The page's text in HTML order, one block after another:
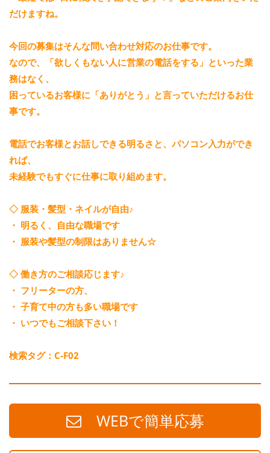
だけますね。
今回の募集はそんな問い合わせ対応のお仕事です。
なので、「欲しくもない人に営業の電話をする」といった業
務はなく、
困っているお客様に「ありがとう」と言っていただけるお仕
事です。
電話でお客様とお話しできる明るさと、パソコン入力ができ
れば、
未経験でもすぐに仕事に取り組めます。
◇ 服装・髪型・ネイルが自由♪
・ 明るく、自由な職場です
・ 服装や髪型の制限はありません☆
◇ 働き方のご相談応じます♪
・ フリーターの方、
・ 子育て中の方も多い職場です
・ いつでもご相談下さい！
検索タグ：C-F02
WEBで簡単応募